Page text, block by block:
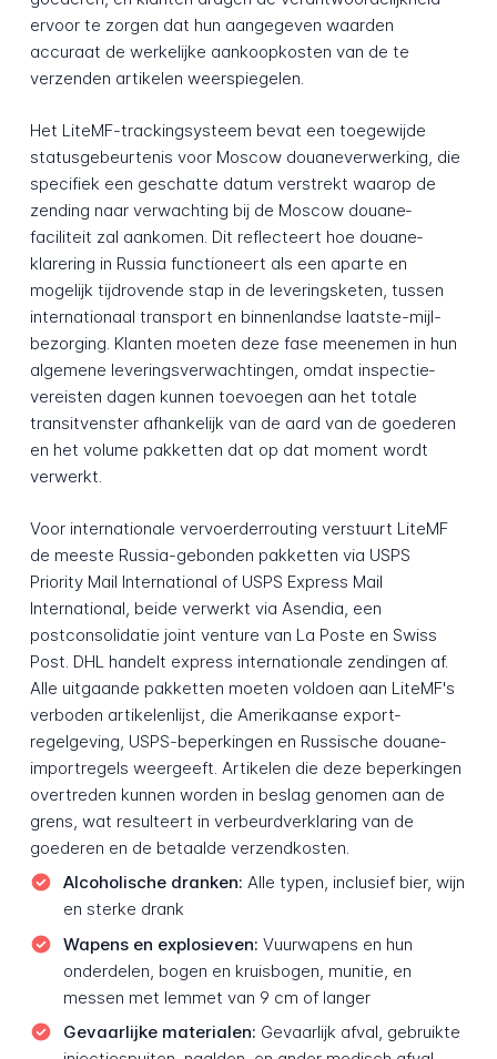
ervoor te zorgen dat hun aangegeven waarden
accuraat de werkelijke aankoopkosten van de te
verzenden artikelen weerspiegelen.
Het LiteMF-tracking­systeem bevat een toegewijde
status­gebeurtenis voor Moscow douane­verwerking, die
specifiek een geschatte datum verstrekt waarop de
zending naar verwachting bij de Moscow douane­
faciliteit zal aankomen. Dit reflecteert hoe douane­
klarering in Russia functioneert als een aparte en
mogelijk tijd­rovende stap in de levering­sketen, tussen
internationaal transport en binnenlandse laatste-mijl-
bezorging. Klanten moeten deze fase meenemen in hun
algemene levering­sverwachtingen, omdat inspectie­
vereisten dagen kunnen toevoegen aan het totale
transit­venster afhankelijk van de aard van de goederen
en het volume pakketten dat op dat moment wordt
verwerkt.
Voor internationale vervoerder­routing verstuurt LiteMF
de meeste Russia-gebonden pakketten via USPS
Priority Mail International of USPS Express Mail
International, beide verwerkt via Asendia, een
postconsolidatie joint venture van La Poste en Swiss
Post. DHL handelt express internationale zendingen af.
Alle uitgaande pakketten moeten voldoen aan LiteMF's
verboden artikelen­lijst, die Amerikaanse export­
regelgeving, USPS-beperkingen en Russische douane­
import­regels weergeeft. Artikelen die deze beperkingen
overtreden kunnen worden in beslag genomen aan de
grens, wat resulteert in verbeurd­verklaring van de
goederen en de betaalde verzend­kosten.
Alcoholische dranken: Alle typen, inclusief bier, wijn
en sterke drank
Wapens en explosieven: Vuurwapens en hun
onderdelen, bogen en kruisbogen, munitie, en
messen met lemmet van 9 cm of langer
Gevaarlijke materialen: Gevaarlijk afval, gebruikte